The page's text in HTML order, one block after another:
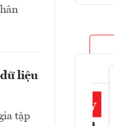
liệu
tập